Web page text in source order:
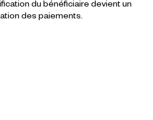
du bénéficiaire devient un
des paiements.